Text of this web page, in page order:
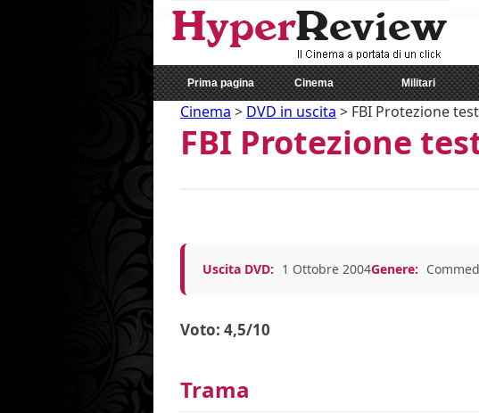
Prima pagina Cinema Militari
Cinema > DVD in uscita > FBI Protezione
FBI Protezione
Uscita DVD: 1 Ottobre 2004Genere:
Voto: 4,5/10
Trama